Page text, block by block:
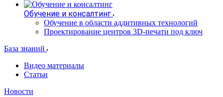
Обучение и консалтинг
Обучение в области аддитивных технологий
Проектирование центров 3D-печати под ключ
База знаний
Видео материалы
Статьи
Новости